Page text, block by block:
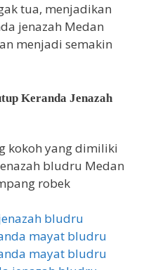
tua, menjadikan
jenazah Medan
menjadi semakin
Keranda Jenazah
kokoh yang dimiliki
bludru Medan
robek